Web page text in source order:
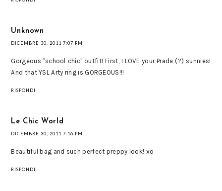
Unknown
DICEMBRE 30, 2011 7:07 PM
Gorgeous "school chic" outfit! First, I LOVE your Prada (?) sunnies!
And that YSL Arty ring is GORGEOUS!!!
RISPONDI
Le Chic World
DICEMBRE 30, 2011 7:16 PM
Beautiful bag and such perfect preppy look! xo
RISPONDI